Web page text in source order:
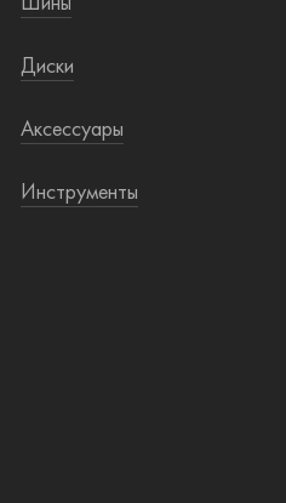
Диски
Аксессуары
Инструменты